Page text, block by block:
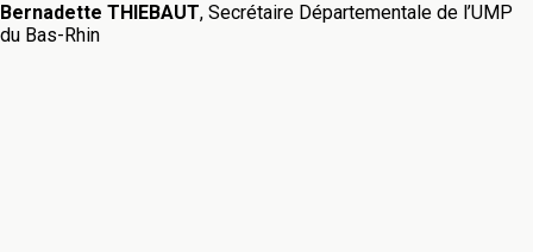
Bernadette THIEBAUT, Secrétaire Départementale de l’UMP
du Bas-Rhin